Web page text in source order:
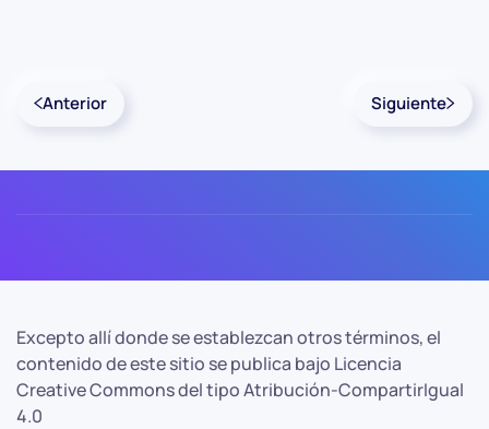
Anterior Siguiente
Excepto allí donde se establezcan otros términos, el
contenido de este sitio se publica bajo Licencia
Creative Commons del tipo Atribución-CompartirIgual
4.0